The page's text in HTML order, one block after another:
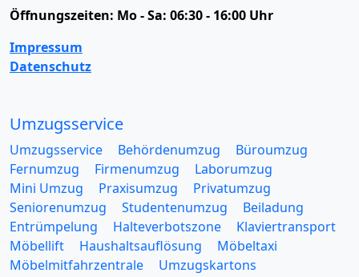
Öffnungszeiten: Mo - Sa: 06:30 - 16:00 Uhr
Impressum
Datenschutz
Umzugsservice
Umzugsservice Behördenumzug
Büroumzug
Fernumzug
Firmenumzug
Laborumzug
Mini Umzug
Praxisumzug
Privatumzug
Seniorenumzug
Studentenumzug
Beiladung
Entrümpelung
Halteverbotszone
Klaviertransport
Möbellift
Haushaltsauflösung
Möbeltaxi
Möbelmitfahrzentrale
Umzugskartons